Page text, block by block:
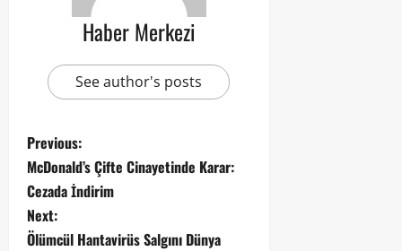
Haber Merkezi
See author's posts
Previous:
McDonald’s Çifte Cinayetinde Karar:
Cezada İndirim
Next:
Ölümcül Hantavirüs Salgını Dünya